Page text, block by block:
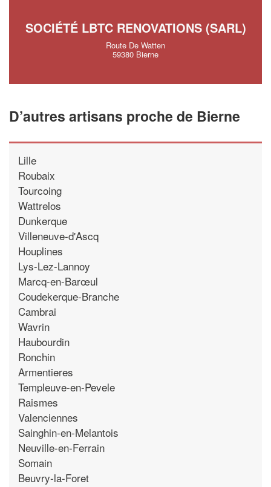
SOCIÉTÉ LBTC RENOVATIONS (SARL)
Route De Watten
59380 Bierne
D’autres artisans proche de Bierne
Lille
Roubaix
Tourcoing
Wattrelos
Dunkerque
Villeneuve-d'Ascq
Houplines
Lys-Lez-Lannoy
Marcq-en-Barœul
Coudekerque-Branche
Cambrai
Wavrin
Haubourdin
Ronchin
Armentieres
Templeuve-en-Pevele
Raismes
Valenciennes
Sainghin-en-Melantois
Neuville-en-Ferrain
Somain
Beuvry-la-Foret